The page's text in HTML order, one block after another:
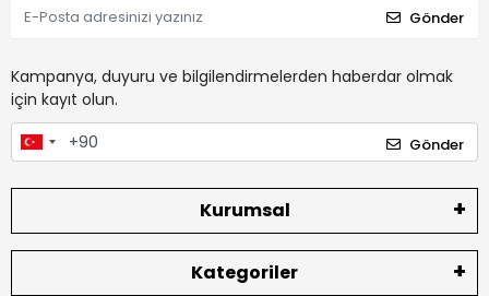
Gönder
Kampanya, duyuru ve bilgilendirmelerden haberdar olmak
için kayıt olun.
Gönder
Kurumsal
Kategoriler